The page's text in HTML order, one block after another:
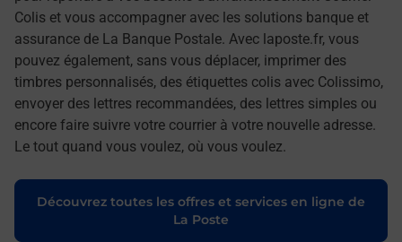
Colis et vous accompagner avec les solutions banque et
assurance de La Banque Postale. Avec laposte.fr, vous
pouvez également, sans vous déplacer, imprimer des
timbres personnalisés, des étiquettes colis avec Colissimo,
envoyer des lettres recommandées, des lettres simples ou
encore faire suivre votre courrier à votre nouvelle adresse.
Le tout quand vous voulez, où vous voulez.
Découvrez toutes les offres et services en ligne de
La Poste